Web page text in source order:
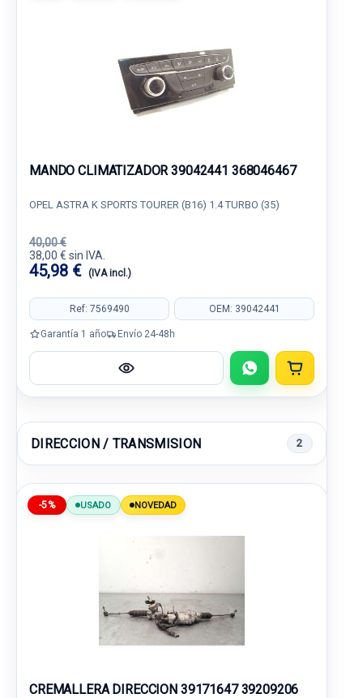
MANDO CLIMATIZADOR 39042441 368046467
OPEL ASTRA K SPORTS TOURER (B16) 1.4 TURBO (35)
40,00 €
38,00 € sin IVA.
45,98 € (IVA incl.)
Ref: 7569490 OEM: 39042441
Garantía 1 año Envío 24-48h
DIRECCION / TRANSMISION 2
-5% USADO NOVEDAD
CREMALLERA DIRECCION 39171647 39209206